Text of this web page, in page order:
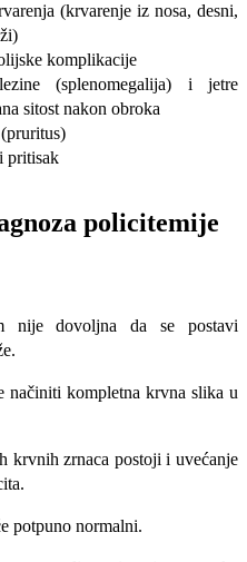
(krvarenje iz nosa, desni,
komplikacije
(splenomegalija) i jetre
sitost nakon obroka
pritisak
policitemije
nije dovoljna da se postavi
načiniti kompletna krvna slika u
krvnih zrnaca postoji i uvećanje
potpuno normalni.